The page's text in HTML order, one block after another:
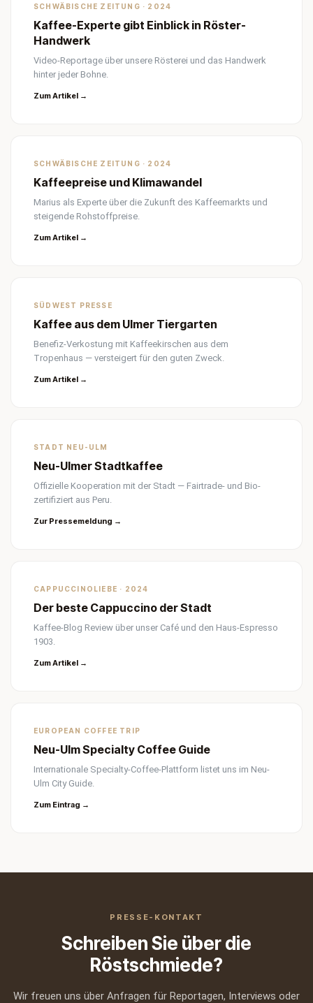
SCHWÄBISCHE ZEITUNG · 2024
Kaffee-Experte gibt Einblick in Röster-
Handwerk
Video-Reportage über unsere Rösterei und das Handwerk
hinter jeder Bohne.
Zum Artikel →
SCHWÄBISCHE ZEITUNG · 2024
Kaffeepreise und Klimawandel
Marius als Experte über die Zukunft des Kaffeemarkts und
steigende Rohstoffpreise.
Zum Artikel →
SÜDWEST PRESSE
Kaffee aus dem Ulmer Tiergarten
Benefiz-Verkostung mit Kaffeekirschen aus dem
Tropenhaus — versteigert für den guten Zweck.
Zum Artikel →
STADT NEU-ULM
Neu-Ulmer Stadtkaffee
Offizielle Kooperation mit der Stadt — Fairtrade- und Bio-
zertifiziert aus Peru.
Zur Pressemeldung →
CAPPUCCINOLIEBE · 2024
Der beste Cappuccino der Stadt
Kaffee-Blog Review über unser Café und den Haus-Espresso
1903.
Zum Artikel →
EUROPEAN COFFEE TRIP
Neu-Ulm Specialty Coffee Guide
Internationale Specialty-Coffee-Plattform listet uns im Neu-
Ulm City Guide.
Zum Eintrag →
PRESSE-KONTAKT
Schreiben Sie über die
Röstschmiede?
Wir freuen uns über Anfragen für Reportagen, Interviews oder